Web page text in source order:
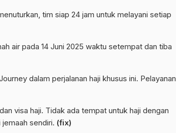
tim siap 24 jam untuk melayani setiap
air pada 14 Juni 2025 waktu setempat dan tiba
dalam perjalanan haji khusus ini. Pelayanan
visa haji. Tidak ada tempat untuk haji dengan
sendiri. (fix)